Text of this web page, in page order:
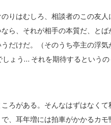
りはむしろ、相談者のこの友人
ら、それが相手の本質だ、と
だけだ。（そのうち亭主の浮
ょう… それを期待するというの
ろがある。そんなはずはなくて
、耳年増には拍車がかかるカ